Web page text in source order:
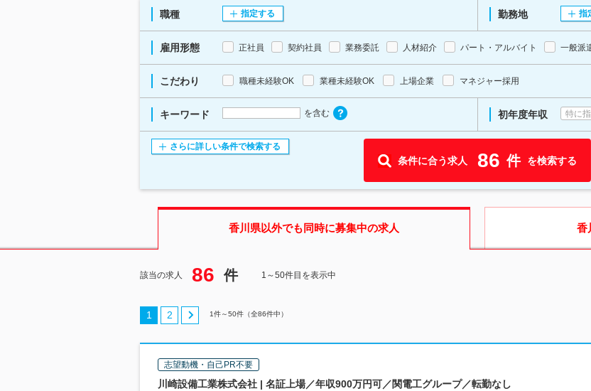
職種 指定する 勤務地 指
雇用形態 正社員 契約社員 業務委託 人材紹介 パート・アルバイト 一般派
こだわり 職種未経験OK 業種未経験OK 上場企業 マネジャー採用
キーワード を含む 初年度年収 特に
さらに詳しい条件で検索する
条件に合う求人 86 件 を検索する
香川県以外でも同時に募集中の求人 香
該当の求人 86 件 1～50件目を表示中
1 2 1件～50件（全86件中）
志望動機・自己PR不要
川崎設備工業株式会社 | 名証上場／年収900万円可／関電工グループ／転勤なし